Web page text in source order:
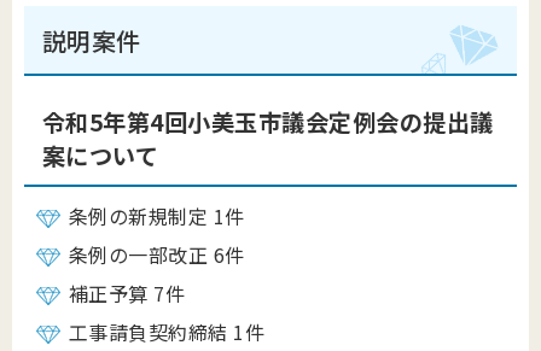
説明案件
令和5年第4回小美玉市議会定例会の提出議
案について
条例の新規制定 1件
条例の一部改正 6件
補正予算 7件
工事請負契約締結 1件